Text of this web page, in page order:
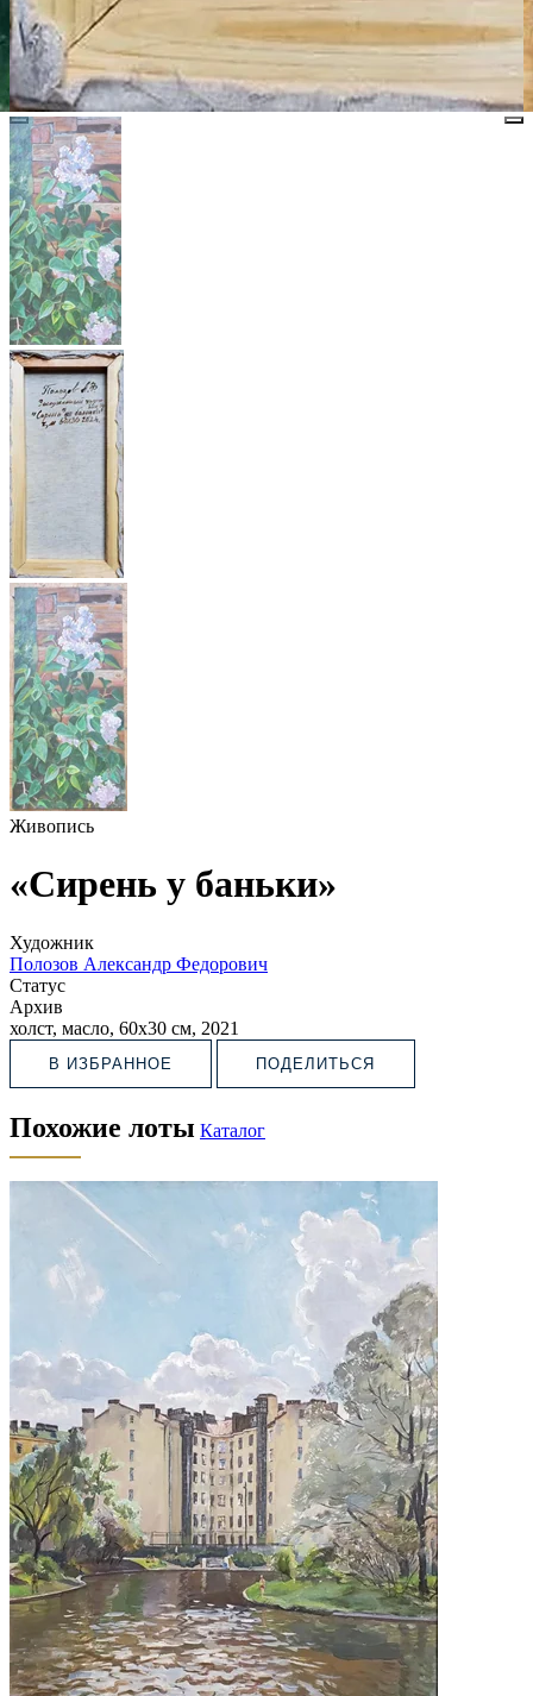
Живопись
«Сирень у баньки»
Художник
Полозов Александр Федорович
Статус
Архив
холст, масло, 60х30 см, 2021
В ИЗБРАННОЕ ПОДЕЛИТЬСЯ
Похожие лоты Каталог